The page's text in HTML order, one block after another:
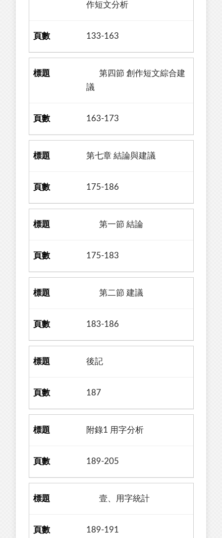
作短文分析
133-163
第四節 創作短文綜合建
議
163-173
第七章 結論與建議
175-186
第一節 結論
175-183
第二節 建議
183-186
後記
187
附錄1 用字分析
189-205
壹、用字統計
189-191